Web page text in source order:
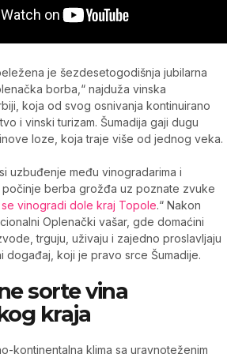
je šezdesetogodišnja jubilarna
borba,“ najduža vinska
koja od svog osnivanja kontinuirano
i vinski turizam. Šumadija gaji dugu
loze, koja traje više od jednog veka.
uzbuđenje među vinogradarima i
počinje berba grožđa uz poznate zvuke
vinogradi dole kraj Topole.“ Nakon
Oplenački vašar, gde domaćini
trguju, uživaju i zajedno proslavljaju
događaj, koji je pravo srce Šumadije.
sorte vina
kraja
kontinentalna klima sa uravnoteženim